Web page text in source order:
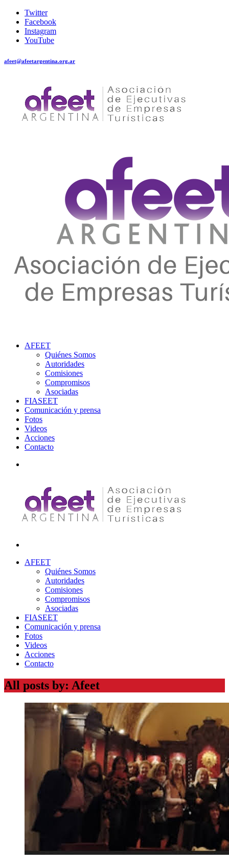
Twitter
Facebook
Instagram
YouTube
afeet@afeetargentina.org.ar
AFEET
Quiénes Somos
Autoridades
Comisiones
Compromisos
Asociadas
FIASEET
Comunicación y prensa
Fotos
Videos
Acciones
Contacto
AFEET
Quiénes Somos
Autoridades
Comisiones
Compromisos
Asociadas
FIASEET
Comunicación y prensa
Fotos
Videos
Acciones
Contacto
All posts by: Afeet